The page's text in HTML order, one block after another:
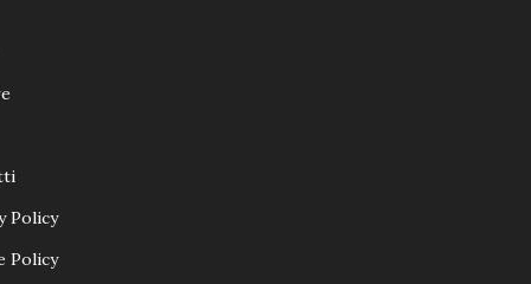
Policy
Policy